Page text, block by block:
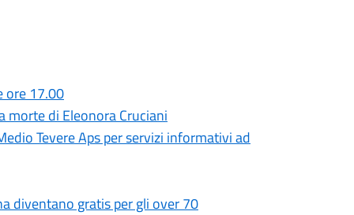
ore 17.00
morte di Eleonora Cruciani
Tevere Aps per servizi informativi ad
diventano gratis per gli over 70